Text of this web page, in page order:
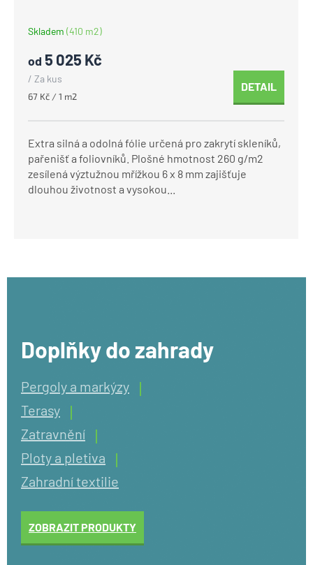
Skladem (410 m2)
od 5 025 Kč
/ Za kus
Měrná
67 Kč / 1 m2
DETAIL
Extra silná a odolná fólie určená pro zakrytí skleníků,
pařenišť a foliovníků. Plošné hmotnost 260 g/m2
zesílená výztužnou mřížkou 6 x 8 mm zajišťuje
dlouhou životnost a vysokou...
Doplňky do zahrady
Pergoly a markýzy
Terasy
Zatravnění
Ploty a pletiva
Zahradní textilie
ZOBRAZIT PRODUKTY